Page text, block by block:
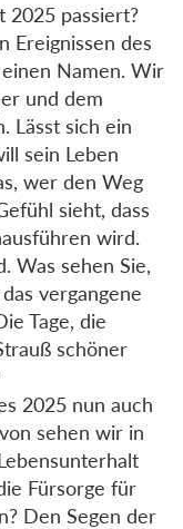
2025 passiert?
Ereignissen des
Namen. Wir
und dem
Lässt sich ein
sein Leben
wer den Weg
sieht, dass
wird.
Was sehen Sie,
vergangene
Tage, die
schöner
2025 nun auch
sehen wir in
Fürsorge für
Den Segen der